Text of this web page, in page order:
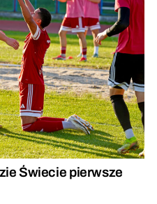
Świecie pierwsze